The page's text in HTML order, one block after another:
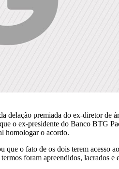
delação premiada do ex-diretor
o ex-presidente do Banco BTG
homologar o acordo.
o fato de os dois terem acesso
foram apreendidos, lacrados